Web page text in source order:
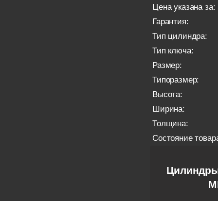
Цена указана за:
Гарантия:
Тип цилиндра:
Тип ключа:
Размер:
Типоразмер:
Высота:
Ширина:
Толщина:
Состояние
Цилиндры